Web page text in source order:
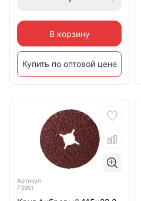
В корзину
Купить по оптовой цене
Артикул
73901